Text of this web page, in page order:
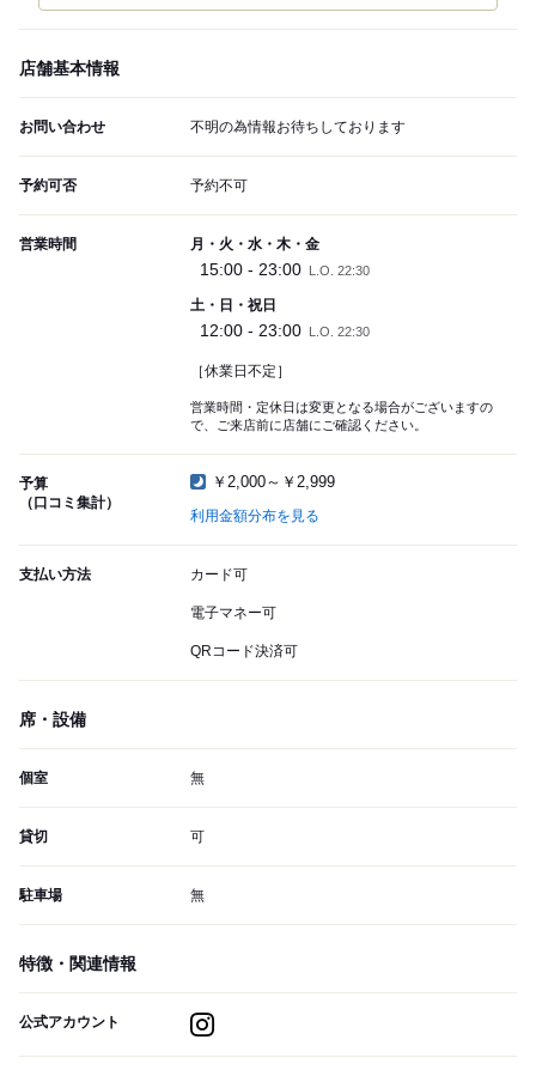
店舗基本情報
お問い合わせ 不明の為情報お待ちしております
予約可否 予約不可
営業時間 月・火・水・木・金
15:00 - 23:00 L.O. 22:30
土・日・祝日
12:00 - 23:00 L.O. 22:30
［休業日不定］
営業時間・定休日は変更となる場合がございますの
で、ご来店前に店舗にご確認ください。
予算
（口コミ集計）
￥2,000～￥2,999
利用金額分布を見る
支払い方法 カード可
電子マネー可
QRコード決済可
席・設備
個室 無
貸切 可
駐車場 無
特徴・関連情報
公式アカウント